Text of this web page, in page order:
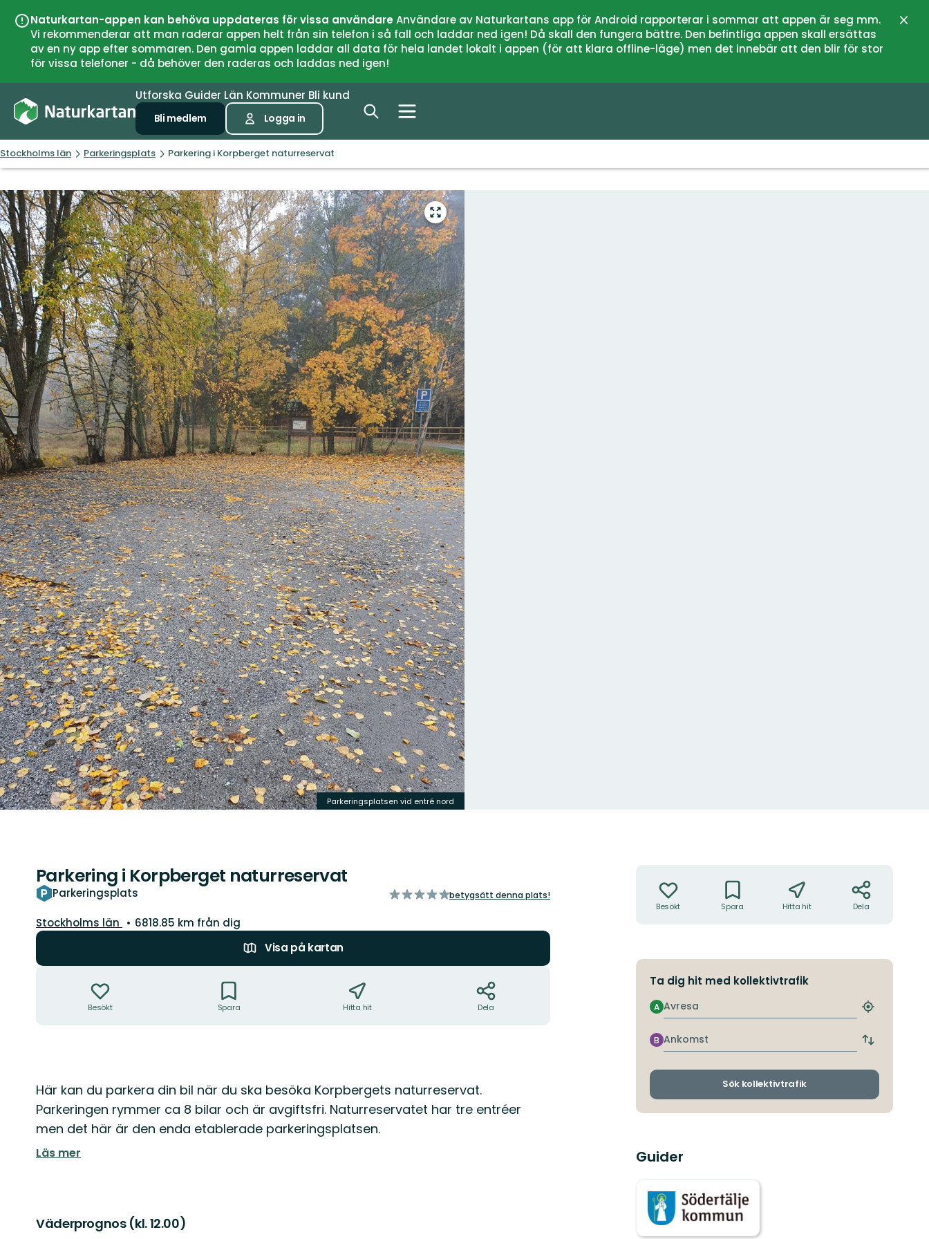
Naturkartan-appen kan behöva uppdateras för vissa användareAnvändare av Naturkartans app för Android rapporterar i sommar att appen är seg mm.
Vi rekommenderar att man raderar appen helt från sin telefon i så fall och laddar ned igen! Då skall den fungera bättre. Den befintliga appen skall ersättas
av en ny app efter sommaren. Den gamla appen laddar all data för hela landet lokalt i appen (för att klara offline-läge) men det innebär att den blir för stor
för vissa telefoner - då behöver den raderas och laddas ned igen!
Utforska Guider Län Kommuner Bli kund
Bli medlem Logga in
Stockholms län Parkeringsplats Parkering i Korpberget naturreservat
Gå
till
helskärmsläge
Parkeringsplatsen vid entré nord
Parkering i Korpberget naturreservat
Parkeringsplats
av
betygsätt denna plats!
Län:
Stockholms län
6818.85 km från dig
Visa på kartan
Besökt Spara Hitta hit Dela
Beskrivning
Här kan du parkera din bil när du ska besöka Korpbergets naturreservat.
Parkeringen rymmer ca 8 bilar och är avgiftsfri. Naturreservatet har tre entréer
men det här är den enda etablerade parkeringsplatsen.
Läs mer
Väderprognos (kl. 12.00)
Besökt Spara Hitta hit Dela
Ta dig hit med kollektivtrafik
Avresa
A
Hitta
hållplats
Ankomst
B
Byt
och
Sök kollektivtrafik
Guider